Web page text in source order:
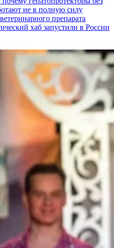
не в полную силу
препарата
хаб запустили в России